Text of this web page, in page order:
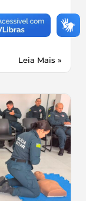
meio da
Leia Mais »